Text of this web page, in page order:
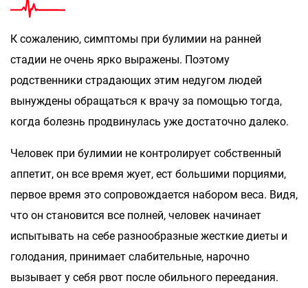
К сожалению, симптомы при булимии на ранней
стадии не очень ярко выражены. Поэтому
родственники страдающих этим недугом людей
вынуждены обращаться к врачу за помощью тогда,
когда болезнь продвинулась уже достаточно далеко.
Человек при булимии не контролирует собственный
аппетит, он все время жует, ест большими порциями,
первое время это сопровождается набором веса. Видя,
что он становится все полней, человек начинает
испытывать на себе разнообразные жесткие диеты и
голодания, принимает слабительные, нарочно
вызывает у себя рвот после обильного переедания.